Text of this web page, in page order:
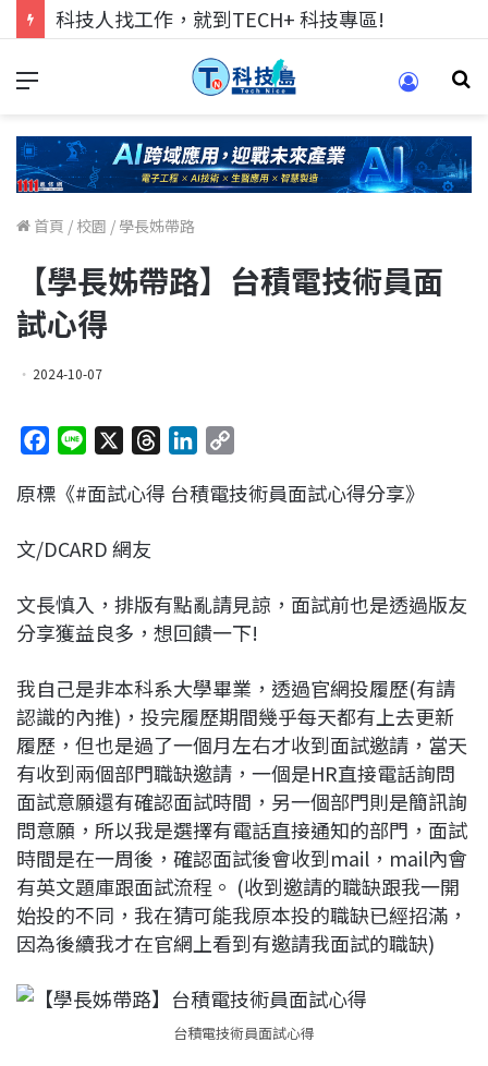
科技人找工作，就到TECH+ 科技專區!
首頁 / 校園 / 學長姊帶路
【學長姊帶路】台積電技術員面
試心得
2024-10-07
c
b
o
k
n
r
s
n
I
n
p
n
k
原標《#面試心得 台積電技術員面試心得分享》
文/DCARD 網友
文長慎入，排版有點亂請見諒，面試前也是透過版友
分享獲益良多，想回饋一下!
我自己是非本科系大學畢業，透過官網投履歷(有請
認識的內推)，投完履歷期間幾乎每天都有上去更新
履歷，但也是過了一個月左右才收到面試邀請，當天
有收到兩個部門職缺邀請，一個是HR直接電話詢問
面試意願還有確認面試時間，另一個部門則是簡訊詢
問意願，所以我是選擇有電話直接通知的部門，面試
時間是在一周後，確認面試後會收到mail，mail內會
有英文題庫跟面試流程。 (收到邀請的職缺跟我一開
始投的不同，我在猜可能我原本投的職缺已經招滿，
因為後續我才在官網上看到有邀請我面試的職缺)
台積電技術員面試心得